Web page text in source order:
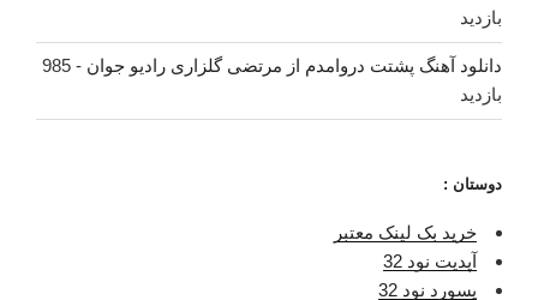
بازدید
دانلود آهنگ پشتت دروامدم از مرتضی گلزاری رادیو جوان
- 985
بازدید
دوستان :
خرید بک لینک معتبر
آپدیت نود 32
پسورد نود 32